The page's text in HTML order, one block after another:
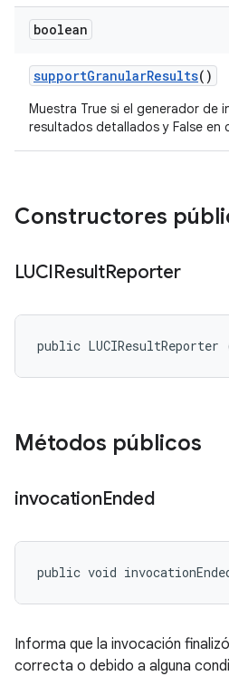
boolean
supportGranularResults()
Muestra True si el generador de
resultados detallados y False en
Constructores
LUCIResultReporter
public LUCIResultReporter
Métodos públicos
invocationEnded
public void
Informa que la invocación
correcta o debido a alguna